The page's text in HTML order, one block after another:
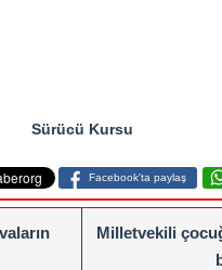
Sürücü Kursu
Facebook'ta paylaş
Milletvekili